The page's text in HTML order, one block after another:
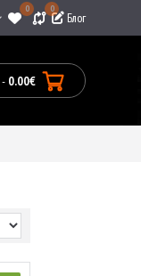
0 0
Блог
- 0.00€